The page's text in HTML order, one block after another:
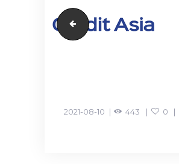
creditasia
2021-08-10 443 0